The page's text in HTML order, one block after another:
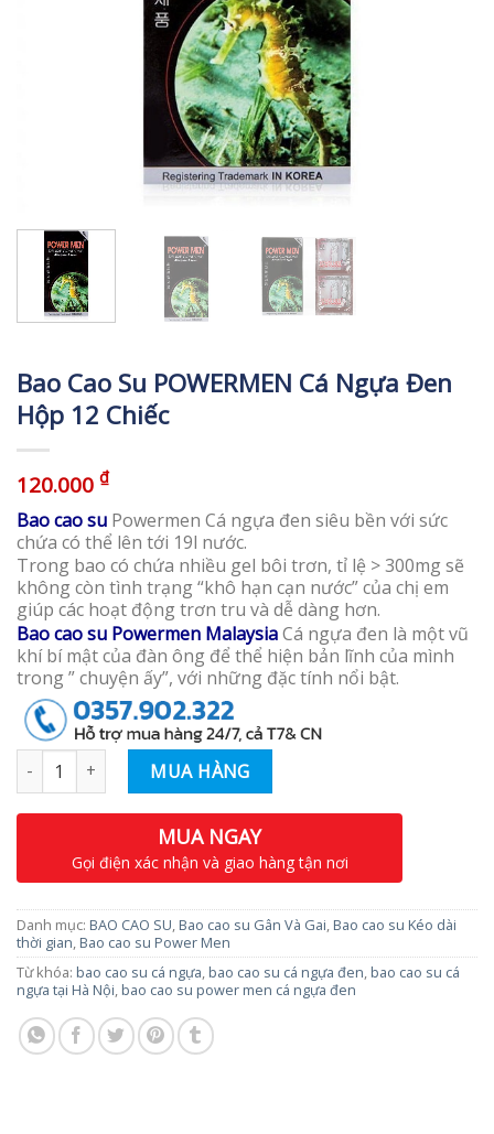
Bao Cao Su POWERMEN Cá Ngựa Đen
Hộp 12 Chiếc
120.000 ₫
Bao cao su Powermen Cá ngựa đen siêu bền với sức
chứa có thể lên tới 19l nước.
Trong bao có chứa nhiều gel bôi trơn, tỉ lệ > 300mg sẽ
không còn tình trạng “khô hạn cạn nước” của chị em
giúp các hoạt động trơn tru và dễ dàng hơn.
Bao cao su Powermen MalaysiaCá ngựa đen là một vũ
khí bí mật của đàn ông để thể hiện bản lĩnh của mình
trong ” chuyện ấy”, với những đặc tính nổi bật.
Số lượng
MUA HÀNG
MUA NGAY
Gọi điện xác nhận và giao hàng tận nơi
Danh mục: BAO CAO SU Bao cao su Gân Và Gai Bao cao su Kéo dài
thời gian Bao cao su Power Men
Từ khóa: bao cao su cá ngựa bao cao su cá ngựa đen bao cao su cá
ngựa tại Hà Nội bao cao su power men cá ngựa đen